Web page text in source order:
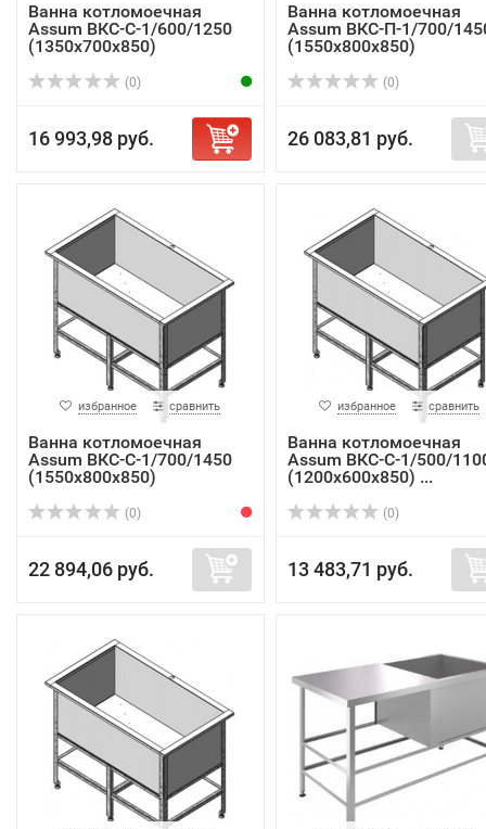
Ванна котломоечная
Assum ВКС-С-1/600/1250
(1350х700х850)
(0)
16 993,98 руб.
Ванна котломоечная
Assum ВКС-П-1/700/
(1550х800х850)
(0)
26 083,81 руб.
избранное сравнить
Ванна котломоечная
Assum ВКС-С-1/700/1450
(1550х800х850)
(0)
22 894,06 руб.
избранное сравнить
Ванна котломоечная
Assum ВКС-С-1/500/
(1200х600х850) ...
(0)
13 483,71 руб.